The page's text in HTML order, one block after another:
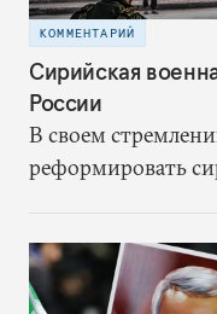
КОММЕНТАРИЙ
Сирийская
России
В своем
реформировать
ключ к
завершению